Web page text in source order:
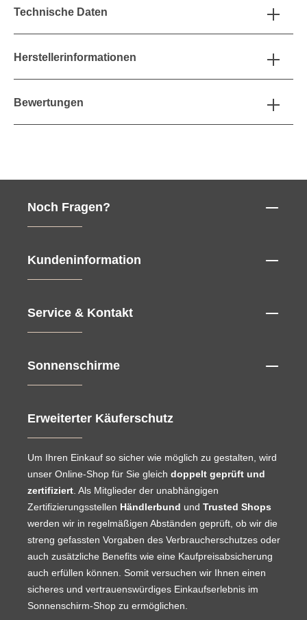
Technische Daten
Herstellerinformationen
Bewertungen
Noch Fragen?
Kundeninformation
Service & Kontakt
Sonnenschirme
Erweiterter Käuferschutz
Um Ihren Einkauf so sicher wie möglich zu gestalten, wird
unser Online-Shop für Sie gleich doppelt geprüft und
zertifiziert. Als Mitglieder der unabhängigen
Zertifizierungsstellen Händlerbund und Trusted Shops
werden wir in regelmäßigen Abständen geprüft, ob wir die
streng gefassten Vorgaben des Verbraucherschutzes oder
auch zusätzliche Benefits wie eine Kaufpreisabsicherung
auch erfüllen können. Somit versuchen wir Ihnen einen
sicheres und vertrauenswürdiges Einkaufserlebnis im
Sonnenschirm-Shop zu ermöglichen.